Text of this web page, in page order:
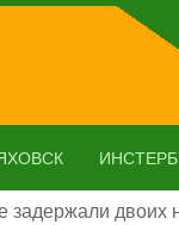
задержали двоих